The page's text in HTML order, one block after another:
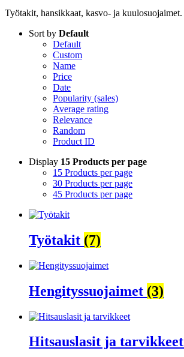
Työtakit, hansikkaat, kasvo- ja kuulosuojaimet.
Sort by Default
Default
Custom
Name
Price
Date
Popularity (sales)
Average rating
Relevance
Random
Product ID
Display 15 Products per page
15 Products per page
30 Products per page
45 Products per page
Työtakit (7)
Hengityssuojaimet (3)
Hitsauslasit ja tarvikkeet